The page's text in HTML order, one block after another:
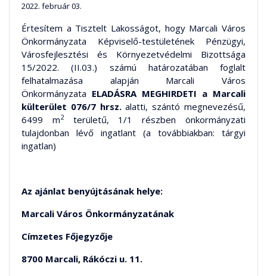
2022. február 03.
Értesítem a Tisztelt Lakosságot, hogy Marcali Város
Önkormányzata Képviselő-testületének Pénzügyi,
Városfejlesztési és Környezetvédelmi Bizottsága
15/2022. (II.03.) számú határozatában foglalt
felhatalmazása alapján Marcali Város
Önkormányzata ELADÁSRA MEGHIRDETI a Marcali
külterület 076/7 hrsz.alatti, szántó megnevezésű,
6499 m2területű, 1/1 részben önkormányzati
tulajdonban lévő ingatlant (a továbbiakban: tárgyi
ingatlan)
Az ajánlat benyújtásának helye:
Marcali Város Önkormányzatának
Címzetes Főjegyzője
8700 Marcali, Rákóczi u. 11.